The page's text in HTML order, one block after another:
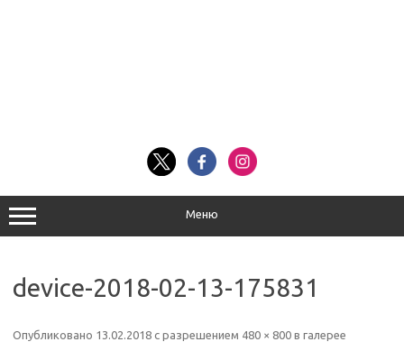
Меню
device-2018-02-13-175831
Опубликовано 13.02.2018 с разрешением 480 × 800 в галерее